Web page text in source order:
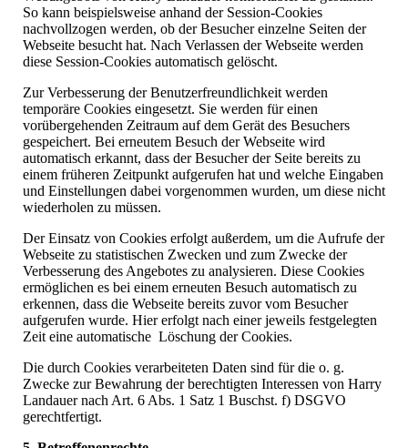
So kann beispielsweise anhand der Session-Cookies
nachvollzogen werden, ob der Besucher einzelne Seiten der
Webseite besucht hat. Nach Verlassen der Webseite werden
diese Session-Cookies automatisch gelöscht.
Zur Verbesserung der Benutzerfreundlichkeit werden
temporäre Cookies eingesetzt. Sie werden für einen
vorübergehenden Zeitraum auf dem Gerät des Besuchers
gespeichert. Bei erneutem Besuch der Webseite wird
automatisch erkannt, dass der Besucher der Seite bereits zu
einem früheren Zeitpunkt aufgerufen hat und welche Eingaben
und Einstellungen dabei vorgenommen wurden, um diese nicht
wiederholen zu müssen.
Der Einsatz von Cookies erfolgt außerdem, um die Aufrufe der
Webseite zu statistischen Zwecken und zum Zwecke der
Verbesserung des Angebotes zu analysieren. Diese Cookies
ermöglichen es bei einem erneuten Besuch automatisch zu
erkennen, dass die Webseite bereits zuvor vom Besucher
aufgerufen wurde. Hier erfolgt nach einer jeweils festgelegten
Zeit eine automatische Löschung der Cookies.
Die durch Cookies verarbeiteten Daten sind für die o. g.
Zwecke zur Bewahrung der berechtigten Interessen von Harry
Landauer nach Art. 6 Abs. 1 Satz 1 Buschst. f) DSGVO
gerechtfertigt.